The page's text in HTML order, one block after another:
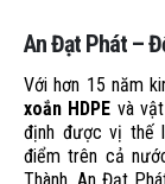
An Đạt Phát –
Với hơn 15 năm
xoắn HDPE và
định được vị thế
điểm trên cả